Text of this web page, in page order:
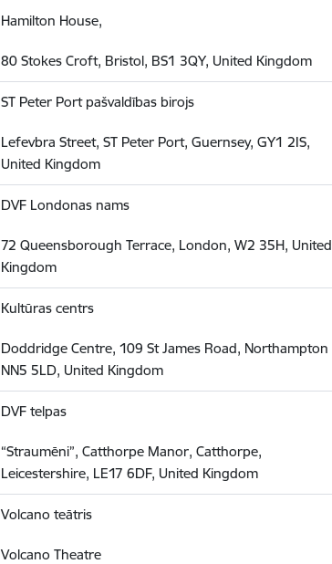
Hamilton House,
80 Stokes Croft, Bristol, BS1 3QY, United Kingdom
ST Peter Port pašvaldības birojs
Lefevbra Street, ST Peter Port, Guernsey, GY1 2IS,
United Kingdom
DVF Londonas nams
72 Queensborough Terrace, London, W2 35H, United
Kingdom
Kultūras centrs
Doddridge Centre, 109 St James Road, Northampton
NN5 5LD, United Kingdom
DVF telpas
“Straumēni”, Catthorpe Manor, Catthorpe,
Leicestershire, LE17 6DF, United Kingdom
Volcano teātris
Volcano Theatre